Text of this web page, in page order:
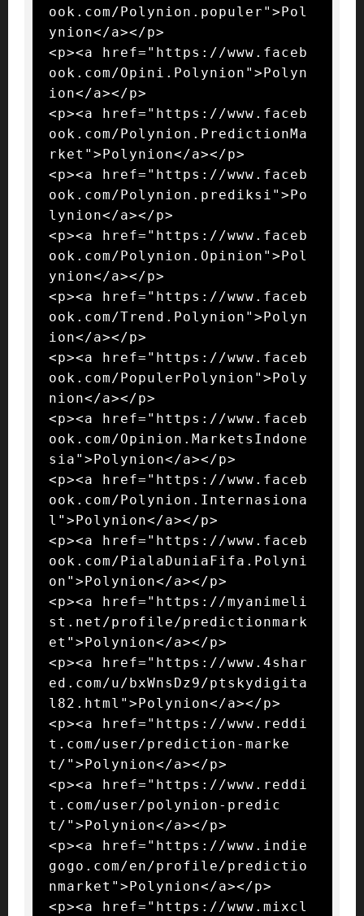
ook.com/Polynion.populer">Pol
ynion</a></p>
<p><a href="https://www.faceb
ook.com/Opini.Polynion">Polyn
ion</a></p>
<p><a href="https://www.faceb
ook.com/Polynion.PredictionMa
rket">Polynion</a></p>
<p><a href="https://www.faceb
ook.com/Polynion.prediksi">Po
lynion</a></p>
<p><a href="https://www.faceb
ook.com/Polynion.Opinion">Pol
ynion</a></p>
<p><a href="https://www.faceb
ook.com/Trend.Polynion">Polyn
ion</a></p>
<p><a href="https://www.faceb
ook.com/PopulerPolynion">Poly
nion</a></p>
<p><a href="https://www.faceb
ook.com/Opinion.MarketsIndone
sia">Polynion</a></p>
<p><a href="https://www.faceb
ook.com/Polynion.Internasiona
l">Polynion</a></p>
<p><a href="https://www.faceb
ook.com/PialaDuniaFifa.Polyni
on">Polynion</a></p>
<p><a href="https://myanimeli
st.net/profile/predictionmark
et">Polynion</a></p>
<p><a href="https://www.4shar
ed.com/u/bxWnsDz9/ptskydigita
l82.html">Polynion</a></p>
<p><a href="https://www.reddi
t.com/user/prediction-marke
t/">Polynion</a></p>
<p><a href="https://www.reddi
t.com/user/polynion-predic
t/">Polynion</a></p>
<p><a href="https://www.indie
gogo.com/en/profile/predictio
nmarket">Polynion</a></p>
<p><a href="https://www.mixcl